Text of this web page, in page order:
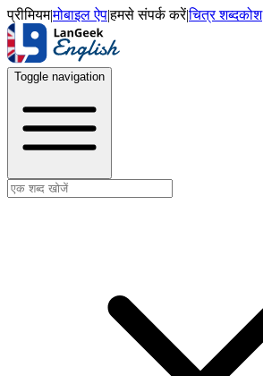
प्रीमियम|मोबाइल ऐप|हमसे संपर्क करें|चित्र शब्दकोश
Toggle navigation